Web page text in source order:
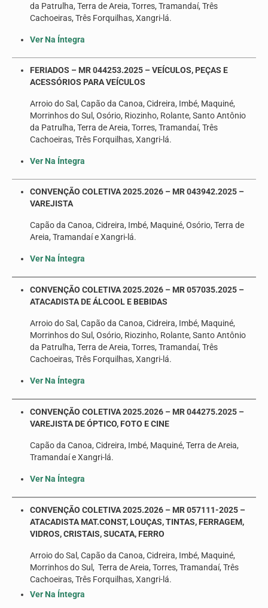
da Patrulha, Terra de Areia, Torres, Tramandaí, Três
Cachoeiras, Três Forquilhas, Xangri-lá.
Ver Na Íntegra
FERIADOS – MR 044253.2025 – VEÍCULOS, PEÇAS E
ACESSÓRIOS PARA VEÍCULOS
Arroio do Sal, Capão da Canoa, Cidreira, Imbé, Maquiné,
Morrinhos do Sul, Osório, Riozinho, Rolante, Santo Antônio
da Patrulha, Terra de Areia, Torres, Tramandaí, Três
Cachoeiras, Três Forquilhas, Xangri-lá.
Ver Na Íntegra
CONVENÇÃO COLETIVA 2025.2026 – MR 043942.2025 –
VAREJISTA
Capão da Canoa, Cidreira, Imbé, Maquiné, Osório, Terra de
Areia, Tramandaí e Xangri-lá.
Ver Na Íntegra
CONVENÇÃO COLETIVA 2025.2026 – MR 057035.2025 –
ATACADISTA DE ÁLCOOL E BEBIDAS
Arroio do Sal, Capão da Canoa, Cidreira, Imbé, Maquiné,
Morrinhos do Sul, Osório, Riozinho, Rolante, Santo Antônio
da Patrulha, Terra de Areia, Torres, Tramandaí, Três
Cachoeiras, Três Forquilhas, Xangri-lá.
Ver Na Íntegra
CONVENÇÃO COLETIVA 2025.2026 – MR 044275.2025 –
VAREJISTA DE ÓPTICO, FOTO E CINE
Capão da Canoa, Cidreira, Imbé, Maquiné, Terra de Areia,
Tramandaí e Xangri-lá.
Ver Na Íntegra
CONVENÇÃO COLETIVA 2025.2026 – MR 057111-2025 –
ATACADISTA MAT.CONST, LOUÇAS, TINTAS, FERRAGEM,
VIDROS, CRISTAIS, SUCATA, FERRO
Arroio do Sal, Capão da Canoa, Cidreira, Imbé, Maquiné,
Morrinhos do Sul, Terra de Areia, Torres, Tramandaí, Três
Cachoeiras, Três Forquilhas, Xangri-lá.
Ver Na Íntegra